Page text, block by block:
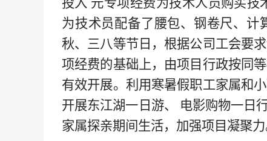
投入 元专项经费为技术人员购买技
为技术员配备了腰包、钢卷尺、计
秋、三八等节日，根据公司工会要
项经费的基础上，由项目行政按同
有效开展。利用寒暑假职工家属和
开展东江湖一日游、
电影购物一日
家属探亲期间生活，加强项目凝聚力